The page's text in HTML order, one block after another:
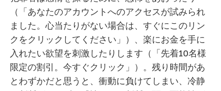
（「あなたのアカウントへのアクセスが試みられ
ました。心当たりがない場合は、すぐにこのリン
クをクリックしてください」）、楽にお金を手に
入れたい欲望を刺激したりします（「先着10名様
限定の割引。今すぐクリック」）。残り時間があ
とわずかだと思うと、衝動に負けてしまい、冷静